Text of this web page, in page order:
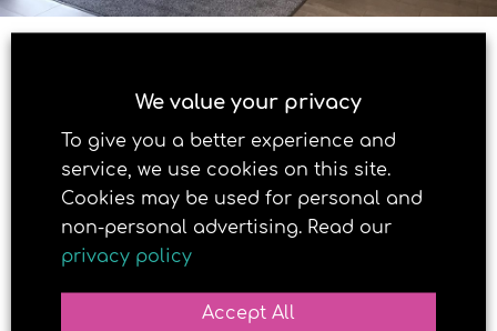
fra 7m2 m 2
fra 3000
We value your privacy
To give you a better experience and
service, we use cookies on this site.
Cookies may be used for personal and
non-personal advertising. Read our
privacy policy
Accept All